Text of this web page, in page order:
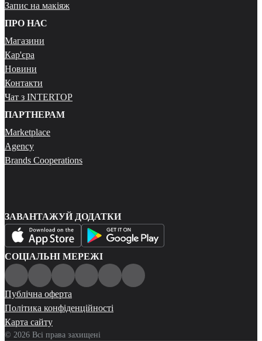
Запис на макіяж
ПРО НАС
Магазини
Кар'єра
Новини
Контакти
Чат з INTERTOP
ПАРТНЕРАМ
Marketplace
Agency
Brands Cooperations
ЗАВАНТАЖУЙ ДОДАТКИ
СОЦІАЛЬНІ МЕРЕЖІ
Публічна оферта
Політика конфіденційності
Карта сайту
© 2026 Всі права захищені